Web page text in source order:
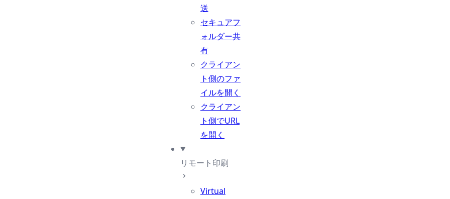
送
セキュアフ
ォルダー共
有
クライアン
ト側のファ
イルを開く
クライアン
ト側でURL
を開く
リモート印刷
Virtual